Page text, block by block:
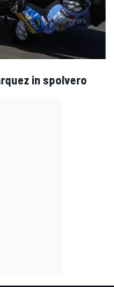
in spolvero